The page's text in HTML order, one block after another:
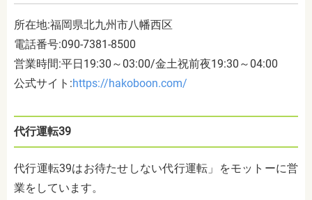
所在地:福岡県北九州市八幡西区
電話番号:090-7381-8500
営業時間:平日19:30～03:00/金土祝前夜19:30～04:00
公式サイト:https://hakoboon.com/
代行運転39
代行運転39はお待たせしない代行運転」をモットーに営
業をしています。